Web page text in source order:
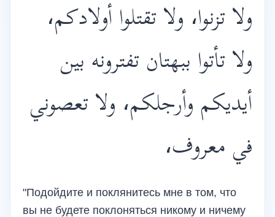
ولا تزنوا، ولا تقتلوا أولادكم،
ولا تأتوا ببهتان تفترونه بين
أيديكم وأرجلكم، ولا تعصوني
في معروف،
"Подойдите и поклянитесь мне в том, что
вы не будете поклоняться никому и ничему